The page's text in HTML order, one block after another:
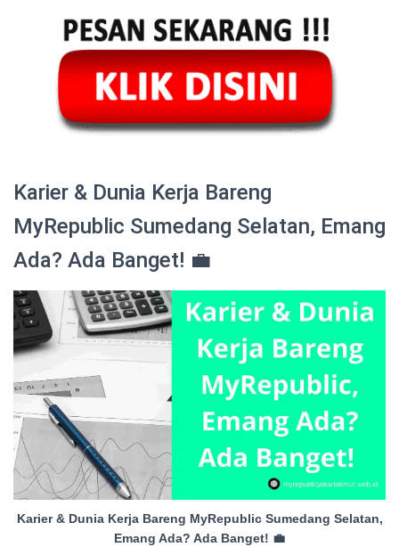
Karier & Dunia Kerja Bareng
MyRepublic Sumedang Selatan, Emang
Ada? Ada Banget! 💼
Karier & Dunia Kerja Bareng MyRepublic Sumedang Selatan,
Emang Ada? Ada Banget! 💼